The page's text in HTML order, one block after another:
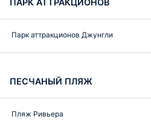
ПАРК АТТРАКЦИОНОВ
Парк аттракционов Джунгли
ПЕСЧАНЫЙ ПЛЯЖ
Пляж Ривьера